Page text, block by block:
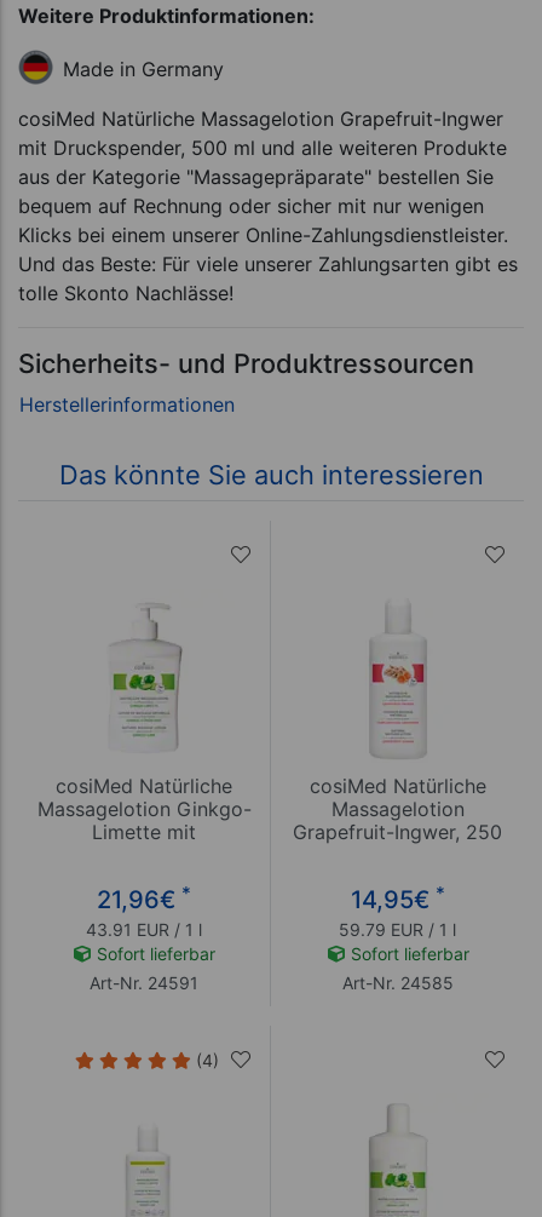
Weitere Produktinformationen:
Made in Germany
cosiMed Natürliche Massagelotion Grapefruit-Ingwer
mit Druckspender, 500 ml und alle weiteren Produkte
aus der Kategorie "Massagepräparate" bestellen Sie
bequem auf Rechnung oder sicher mit nur wenigen
Klicks bei einem unserer Online-Zahlungsdienstleister.
Und das Beste: Für viele unserer Zahlungsarten gibt es
tolle Skonto Nachlässe!
Sicherheits- und Produktressourcen
Das könnte Sie auch interessieren
cosiMed Natürliche
Massagelotion Ginkgo-
Limette mit
21,96€ *
43.91 EUR / 1 l
Sofort lieferbar
Art-Nr. 24591
cosiMed Natürliche
Massagelotion
Grapefruit-Ingwer, 250
14,95€ *
59.79 EUR / 1 l
Sofort lieferbar
Art-Nr. 24585
(4)